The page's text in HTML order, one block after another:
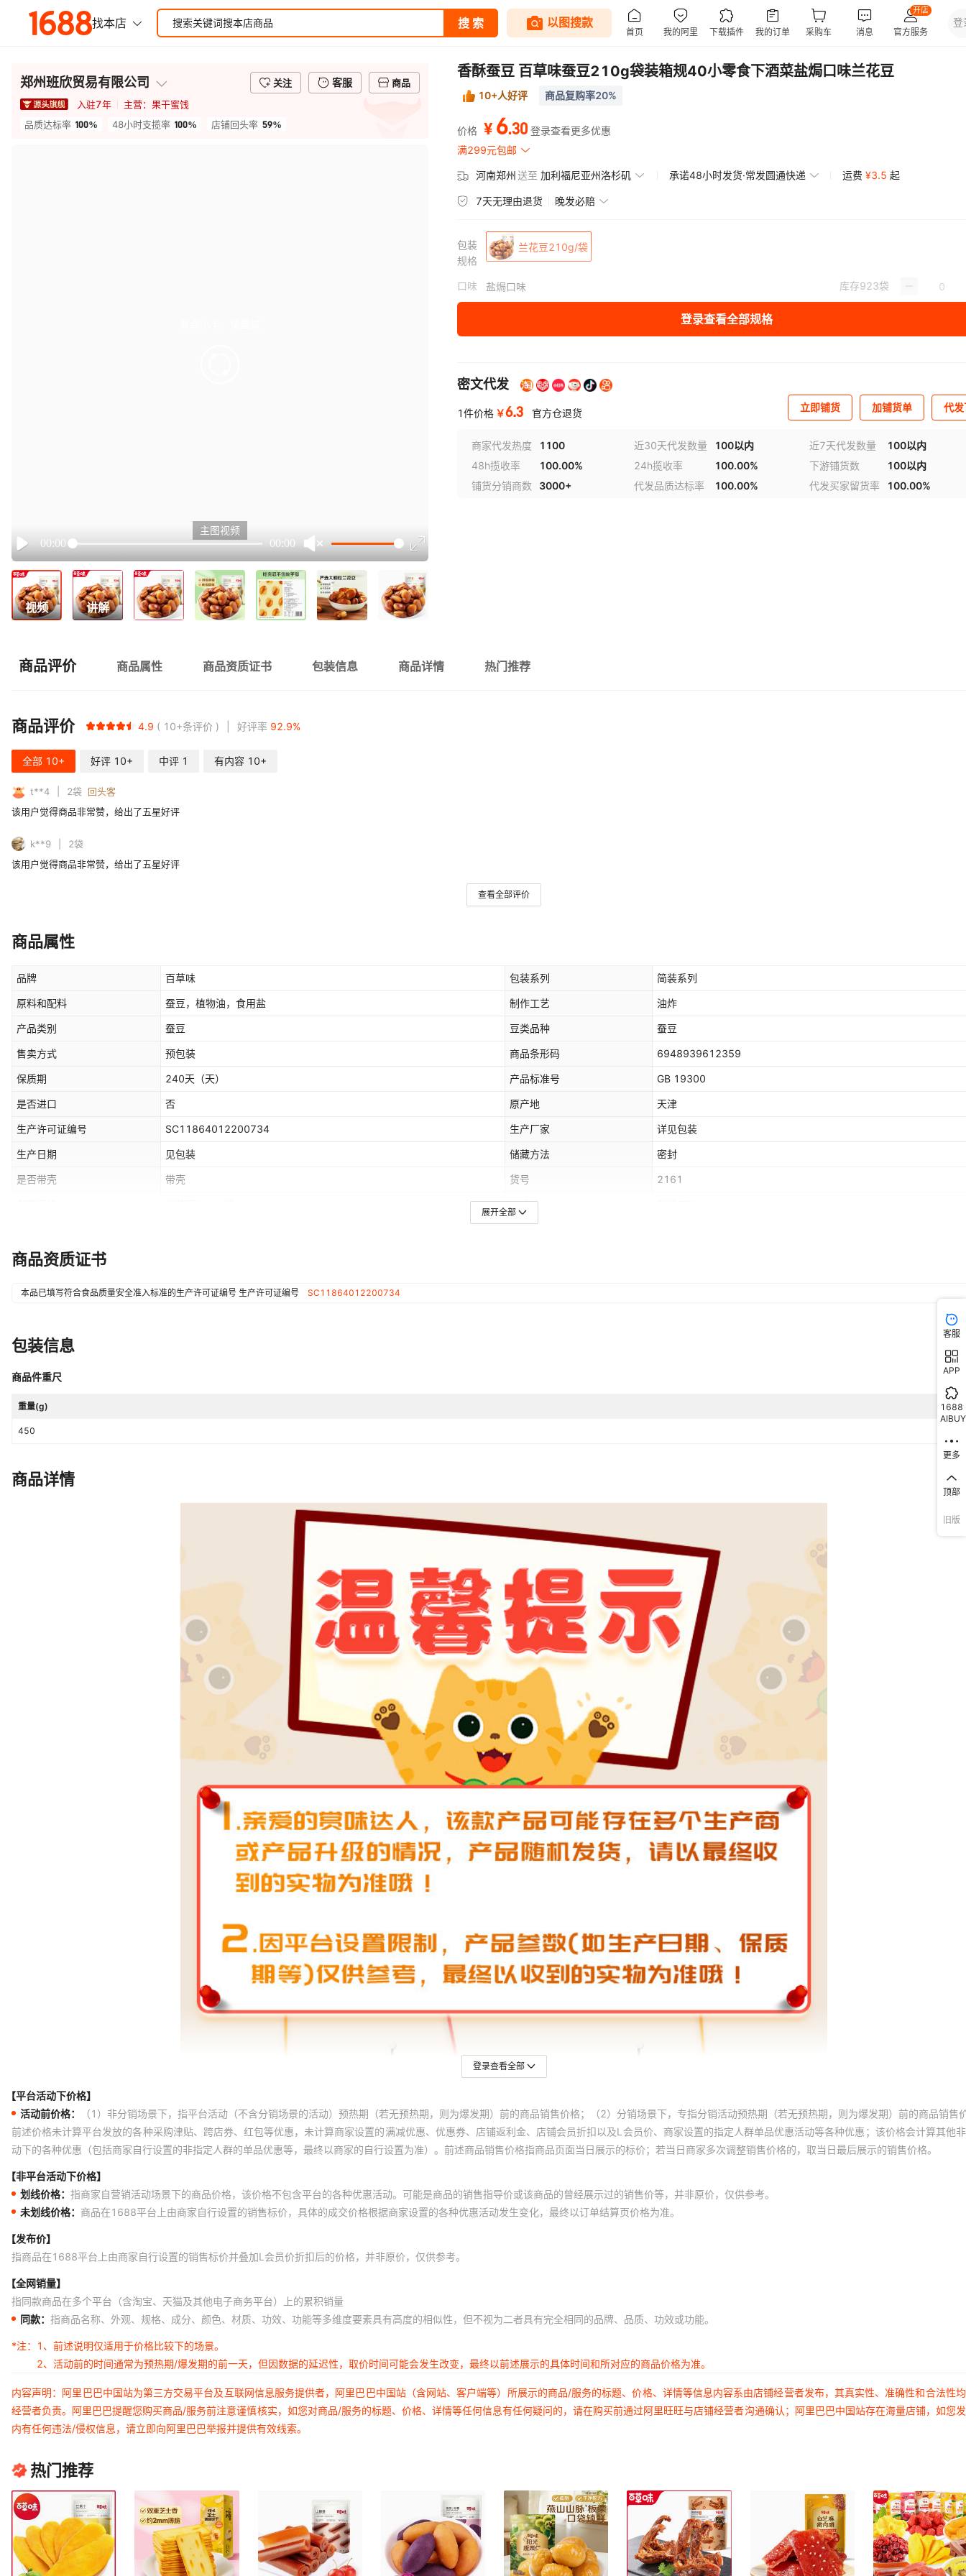
郑州班欣贸易有限公司 关注 客服
商品
入驻7年 主营：果干蜜饯
品质达标率 100% 48小时支揽率 100% 店铺回头率 59%
Play
00:00 00:00
主图视频
视频 讲解
香酥蚕豆 百草味蚕豆210g袋装箱规40小零食下酒菜盐焗口味兰花豆
10+人好评 商品复购率20%
价格 ¥ 6.30 登录查看更多优惠
满299元包邮
河南郑州送至 加利福尼亚州洛杉矶 承诺48小时发货·常发圆通快递 运费 ¥3.5 起
7天无理由退货 晚发必赔
包装
规格
兰花豆210g/袋
口味 盐焗口味 库存923袋
登录查看全部规格
密文代发
1件价格 ￥6.3 官方仓退货 立即铺货 加铺货单 代
商家代发热度 1100 近30天代发数量 100以内 近7天代发数量
100以内
48h揽收率
100.00% 24h揽收率 100.00% 下游铺货数
100以内
铺货分销商数
3000+ 代发品质达标率 100.00% 代发买家留货率 100.00%
商品评价 商品属性 商品资质证书 包装信息 商品详情 热门推荐
商品评价 4.9 10+条评价 好评率 92.9%
全部 10+ 好评 10+ 中评 1 有内容 10+
t**4 2袋 回头客
该用户觉得商品非常赞，给出了五星好评
k**9 2袋
该用户觉得商品非常赞，给出了五星好评
查看全部评价
商品属性
品牌 百草味 包装系列 简装系列
原料和配料 蚕豆，植物油，食用盐 制作工艺 油炸
产品类别 蚕豆 豆类品种 蚕豆
售卖方式 预包装 商品条形码 6948939612359
保质期 240天 （天） 产品标准号 GB 19300
是否进口 否 原产地 天津
生产许可证编号 SC11864012200734 生产厂家 详见包装
生产日期 见包装 储藏方法 密封
是否带壳 带壳 货号 2161
口味
产品认证
展开全部
商品资质证书
本品已填写符合食品质量安全准入标准的生产许可证编号 生产许可证编号 SC11864012200734
包装信息
商品件重尺
重量(g)
450
商品详情
登录查看全部
【平台活动下价格】
活动前价格：
（1）非分销场景下，指平台活动（不含分销场景的活动）预热期（若无预热期，则为爆发期）前的商品销售价格；（2）分销场景下，专指分销活动预热期（若无预热期，则为爆发期）前的商品销售
前述价格未计算平台发放的各种采购津贴、跨店券、红包等优惠，未计算商家设置的满减优惠、优惠券、店铺返利金、店铺会员折扣以及L会员价、商家设置的指定人群单品优惠活动等各种优惠；该价格会计算其他
动下的各种优惠（包括商家自行设置的非指定人群的单品优惠等，最终以商家的自行设置为准）。前述商品销售价格指商品页面当日展示的标价；若当日商家多次调整销售价格的，取当日最后展示的销售价格。
【非平台活动下价格】
划线价格： 指商家自营销活动场景下的商品价格，该价格不包含平台的各种优惠活动。可能是商品的销售指导价或该商品的曾经展示过的销售价等，并非原价，仅供参考。
未划线价格： 商品在1688平台上由商家自行设置的销售标价，具体的成交价格根据商家设置的各种优惠活动发生变化，最终以订单结算页价格为准。
【发布价】
指商品在1688平台上由商家自行设置的销售标价并叠加L会员价折扣后的价格，并非原价，仅供参考。
【全网销量】
指同款商品在多个平台（含淘宝、天猫及其他电子商务平台）上的累积销量
同款： 指商品名称、外观、规格、成分、颜色、材质、功效、功能等多维度要素具有高度的相似性，但不视为二者具有完全相同的品牌、品质、功效或功能。
*注：
1、前述说明仅适用于价格比较下的场景。
2、活动前的时间通常为预热期/爆发期的前一天，但因数据的延迟性，取价时间可能会发生改变，最终以前述展示的具体时间和所对应的商品价格为准。
内容声明：阿里巴巴中国站为第三方交易平台及互联网信息服务提供者，阿里巴巴中国站（含网站、客户端等）所展示的商品/服务的标题、价格、详情等信息内容系由店铺经营者发布，其真实性、准确性和合法性
经营者负责。阿里巴巴提醒您购买商品/服务前注意谨慎核实，如您对商品/服务的标题、价格、详情等任何信息有任何疑问的，请在购买前通过阿里旺旺与店铺经营者沟通确认；阿里巴巴中国站存在海量店铺，如您
内有任何违法/侵权信息，请立即向阿里巴巴举报并提供有效线索。
热门推荐
客服
APP
1688
AIBUY
更多
顶部
旧版